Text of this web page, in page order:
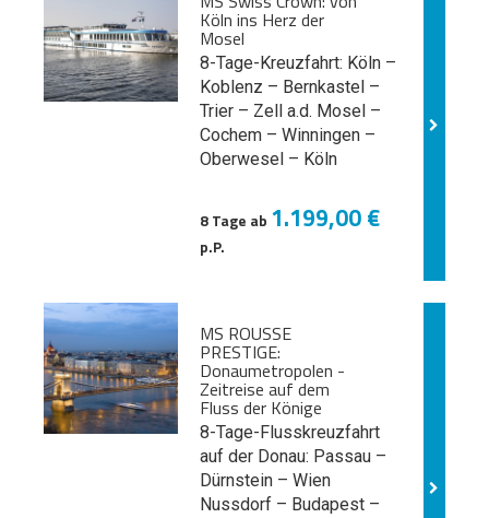
Köln ins Herz der
Mosel
8-Tage-Kreuzfahrt: Köln –
Koblenz – Bernkastel –
Trier – Zell a.d. Mosel –
Cochem – Winningen –
Oberwesel – Köln
8 Tage ab 1.199,00 €
p.P.
MS ROUSSE
PRESTIGE:
Donaumetropolen -
Zeitreise auf dem
Fluss der Könige
8-Tage-Flusskreuzfahrt
auf der Donau: Passau –
Dürnstein – Wien
Nussdorf – Budapest –